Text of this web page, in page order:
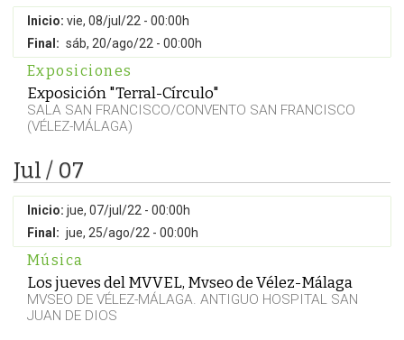
Inicio: vie, 08/jul/22 - 00:00h
Final: sáb, 20/ago/22 - 00:00h
Exposiciones
Exposición "Terral-Círculo"
SALA SAN FRANCISCO/CONVENTO SAN FRANCISCO
(VÉLEZ-MÁLAGA)
Jul / 07
Inicio: jue, 07/jul/22 - 00:00h
Final: jue, 25/ago/22 - 00:00h
Música
Los jueves del MVVEL, Mvseo de Vélez-Málaga
MVSEO DE VÉLEZ-MÁLAGA. ANTIGUO HOSPITAL SAN
JUAN DE DIOS